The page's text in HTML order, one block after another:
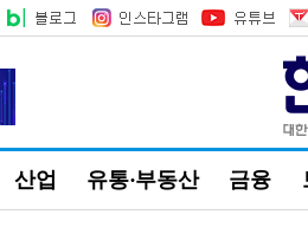
산업 유통·부동산 금융